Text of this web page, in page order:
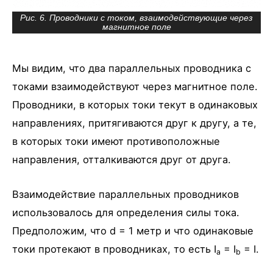
Рис. 6. Проводники с током, взаимодействующие через
магнитное поле
Мы видим, что два параллельных проводника с
токами взаимодействуют через магнитное поле.
Проводники, в которых токи текут в одинаковых
направлениях, притягиваются друг к другу, а те,
в которых токи имеют противоположные
направления, отталкиваются друг от друга.
Взаимодействие параллельных проводников
использовалось для определения силы тока.
Предположим, что d = 1 метр и что одинаковые
токи протекают в проводниках, то есть Ia = Ib = I.